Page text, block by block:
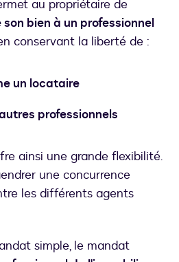
au propriétaire de
bien à un professionnel
conservant la liberté de :
un locataire
professionnels
ainsi une grande flexibilité.
une concurrence
les différents agents
simple, le mandat